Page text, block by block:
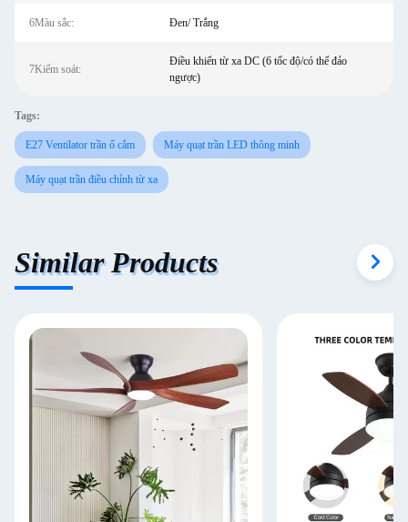
6Màu sắc: Đen/ Trắng
7Kiểm soát:
Điều khiển từ xa DC (6 tốc độ/có thể đảo
ngược)
Tags:
E27 Ventilator trần ổ cắm Máy quạt trần LED thông minh
Máy quạt trần điều chỉnh từ xa
Similar Products